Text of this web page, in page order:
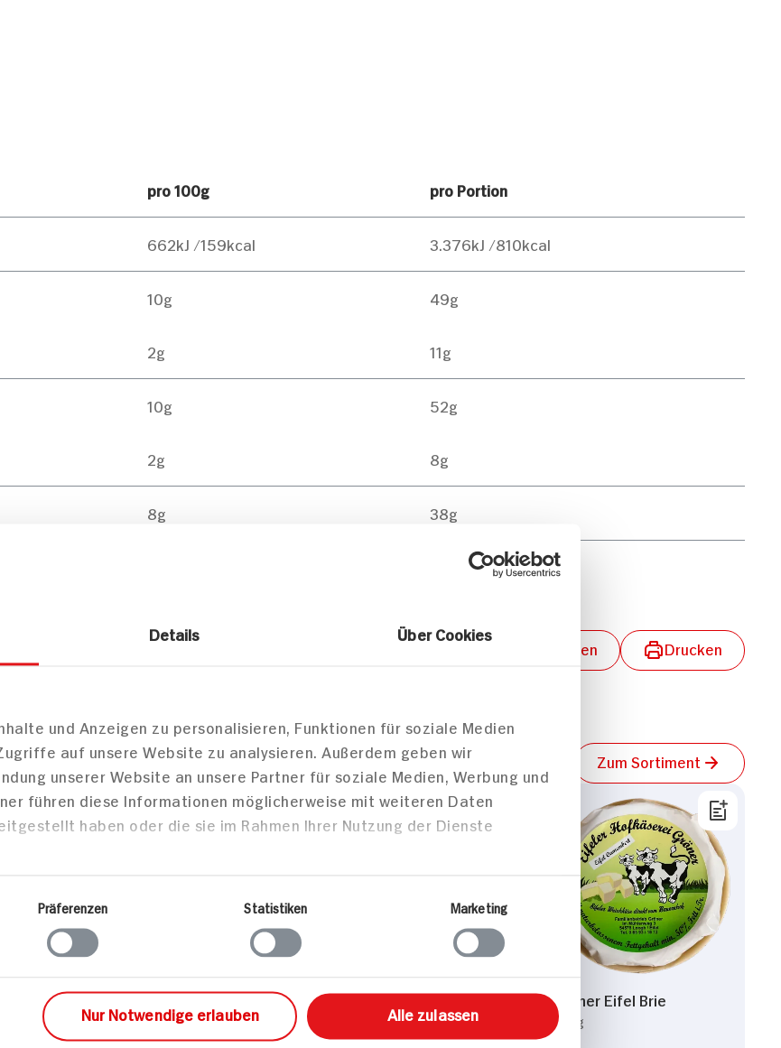
Details Über Cookies
und Anzeigen zu personalisieren, Funktionen für soziale Medien
auf unsere Website zu analysieren. Außerdem geben wir
unserer Website an unsere Partner für soziale Medien, Werbung und
führen diese Informationen möglicherweise mit weiteren Daten
haben oder die sie im Rahmen Ihrer Nutzung der Dienste
Präferenzen Statistiken Marketing
Nur Notwendige erlauben Alle zulassen
pro 100g pro Portion
662kJ /159kcal 3.376kJ /810kcal
10g 49g
2g 11g
10g 52g
2g 8g
8g 38g
Teilen Drucken
Zum Sortiment
Fromi Brie de Meaux
Gröner Eifel Brie
100g